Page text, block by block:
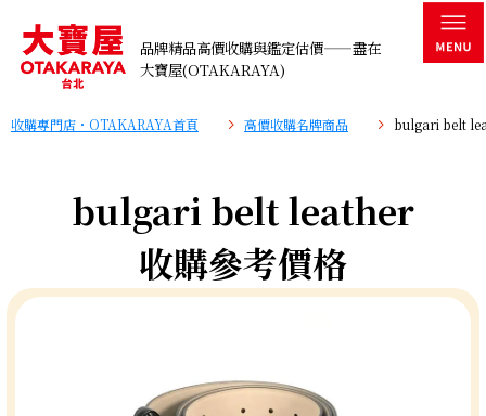
品牌精品高價收購與鑑定估價——盡在
大寶屋(OTAKARAYA)
收購專門店・OTAKARAYA首頁 高價收購名牌商品 bulgari belt
bulgari belt leather
收購參考價格